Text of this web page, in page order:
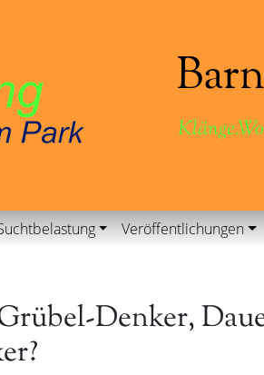
Veröffentlichungen
Denker,